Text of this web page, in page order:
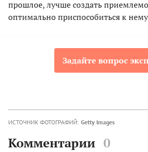
прошлое, лучше создать
оптимально приспособиться к
Задайте вопрос
ИСТОЧНИК ФОТОГРАФИЙ: Getty Images
Комментарии 0